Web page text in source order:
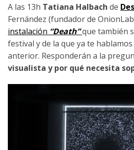
A las 13h Tatiana Halbach de
Fernández (fundador de
instalación “Death”que también
festival y de la que ya te
anterior. Responderán a la
visualista y por qué necesita